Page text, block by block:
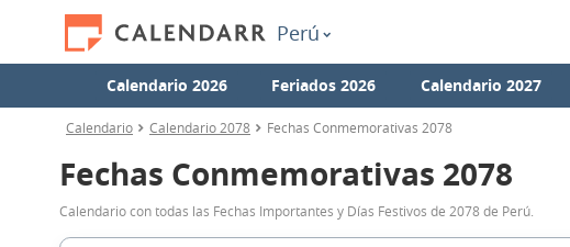
Perú
Calendario 2026 Feriados 2026 Calendario 2027
Calendario Calendario 2078 Fechas Conmemorativas 2078
Fechas Conmemorativas 2078
Calendario con todas las Fechas Importantes y Días Festivos de 2078 de Perú.